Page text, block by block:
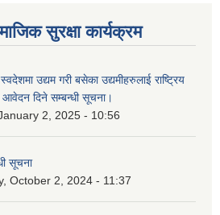
सुरक्षा कार्यक्रम
उद्यम गरी बसेका उद्यमीहरुलाई राष्‍ट्रिय
आवेदन दिने सम्बन्धी सूचना।
2, 2025 - 10:56
सूचना
October 2, 2024 - 11:37